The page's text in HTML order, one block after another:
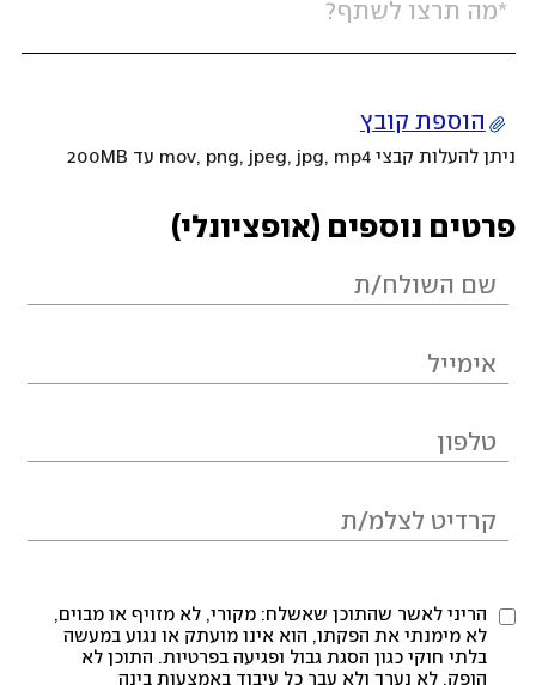
הוספת קובץ
ניתן להעלות קבצי mov, png, jpeg, jpg, mp4 עד 200MB
פרטים נוספים (אופציונלי)
הריני לאשר שהתוכן שאשלח: מקורי, לא מזויף או מבוים,
לא מימנתי את הפקתו, הוא אינו מועתק או נגוע במעשה
בלתי חוקי כגון הסגת גבול ופגיעה בפרטיות. התוכן לא
הופק, לא נערך ולא עבר כל עיבוד באמצעות בינה